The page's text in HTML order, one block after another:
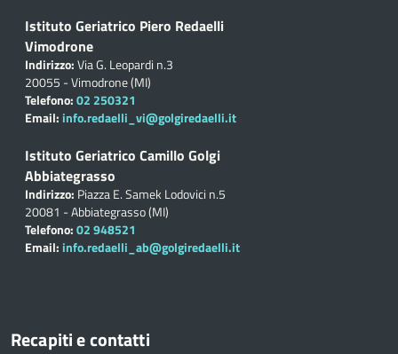
Istituto Geriatrico Piero Redaelli
Vimodrone
Indirizzo:Via G. Leopardi n.3
20055 - Vimodrone (MI)
Telefono:02 250321
Email: info.redaelli_vi@golgiredaelli.it
Istituto Geriatrico Camillo Golgi
Abbiategrasso
Indirizzo: Piazza E. Samek Lodovici n.5
20081 - Abbiategrasso (MI)
Telefono:02 948521
Email: info.redaelli_ab@golgiredaelli.it
Recapiti e contatti